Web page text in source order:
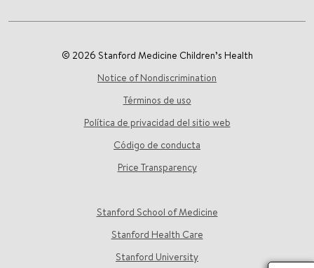
© 2026 Stanford Medicine Children’s Health
Notice of Nondiscrimination
Términos de uso
Política de privacidad del sitio web
Código de conducta
Price Transparency
Stanford School of Medicine
Stanford Health Care
Stanford University